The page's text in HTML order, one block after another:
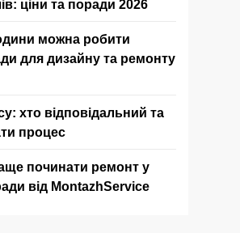
ціни та поради 2026
можна робити
для дизайну та ремонту
хто відповідальний та
процес
починати ремонт у
від MontazhService